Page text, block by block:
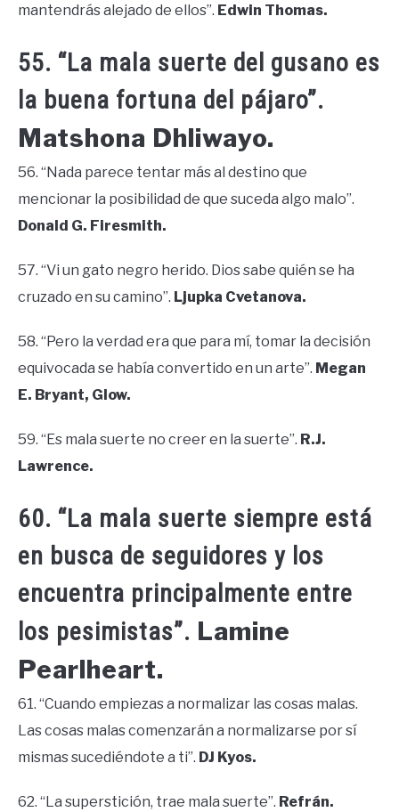
mantendrás alejado de ellos”. Edwin Thomas.
55. “La mala suerte del gusano es
la buena fortuna del pájaro”.
Matshona Dhliwayo.
56. “Nada parece tentar más al destino que
mencionar la posibilidad de que suceda algo malo”.
Donald G. Firesmith.
57. “Vi un gato negro herido. Dios sabe quién se ha
cruzado en su camino”. Ljupka Cvetanova.
58. “Pero la verdad era que para mí, tomar la decisión
equivocada se había convertido en un arte”. Megan
E. Bryant, Glow.
59. “Es mala suerte no creer en la suerte”. R.J.
Lawrence.
60. “La mala suerte siempre está
en busca de seguidores y los
encuentra principalmente entre
los pesimistas”. Lamine
Pearlheart.
61. “Cuando empiezas a normalizar las cosas malas.
Las cosas malas comenzarán a normalizarse por sí
mismas sucediéndote a ti”. DJ Kyos.
62. “La superstición, trae mala suerte”. Refrán.